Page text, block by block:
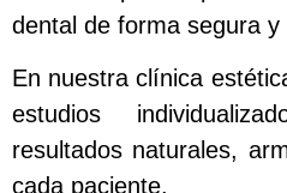
dental de forma segura y
En nuestra clínica
estudios
resultados naturales,
cada paciente.